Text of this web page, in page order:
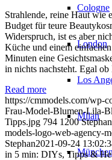
Cologne
London
Los
Milan
Strahlende, reine Haut wie
Budget für teure
Widerspruch, ist es aber
Küche und einem
Minuten eine
in nichts nachsteht. Egal
Read more
https://cmmodels.com/wp-
Frau-Model-Blumen-Lila-
Tipps.jpg 794 1200 Stephan
models-logo-web-agency-
Stephan2021-09-24
in 5 min: DIYs, Tipps &